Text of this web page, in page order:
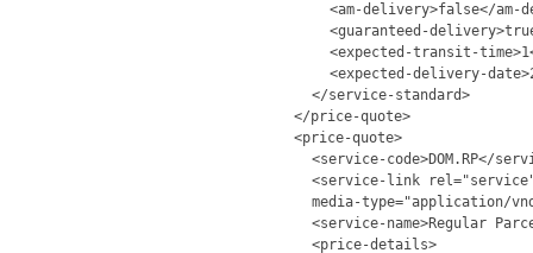
<am-delivery>false</am-
<guaranteed-
<expected-transit-
<expected-delivery-
</service-standard>
</price-quote>
<price-quote>
<service-code>DOM.RP</
<service-link rel="service"
media-type="application/
<service-name>Regular
<price-details>